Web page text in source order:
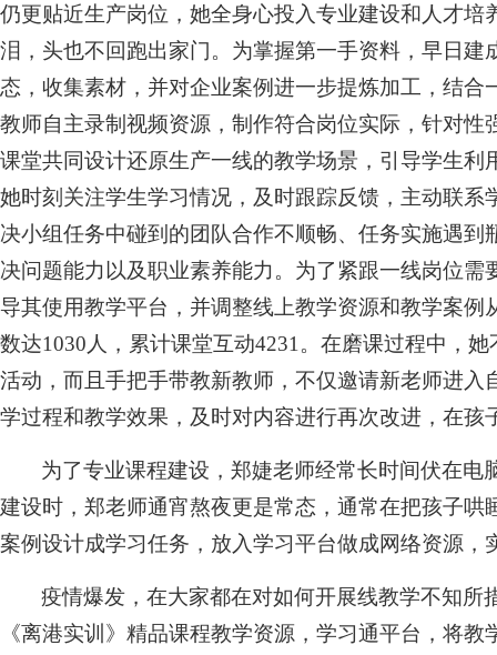
仍更贴近生产岗位，她全身心投入专业建设和人才
泪，头也不回跑出家门。为掌握第一手资料，早日
态，收集素材，并对企业案例进一步提炼加工，结
教师自主录制视频资源，制作符合岗位实际，针对
课堂共同设计还原生产一线的教学场景，引导学生
她时刻关注学生学习情况，及时跟踪反馈，主动联
决小组任务中碰到的团队合作不顺畅、任务实施遇
决问题能力以及职业素养能力。为了紧跟一线岗位
导其使用教学平台，并调整线上教学资源和教学案
数达1030人，累计课堂互动4231。在磨课过程中，
活动，而且手把手带教新教师，不仅邀请新老师进
学过程和教学效果，及时对内容进行再次改进，在孩
为了专业课程建设，郑婕老师经常长时间伏在
建设时，郑老师通宵熬夜更是常态，通常在把孩子
案例设计成学习任务，放入学习平台做成网络资源，
疫情爆发，在大家都在对如何开展线教学不知
《离港实训》精品课程教学资源，学习通平台，将